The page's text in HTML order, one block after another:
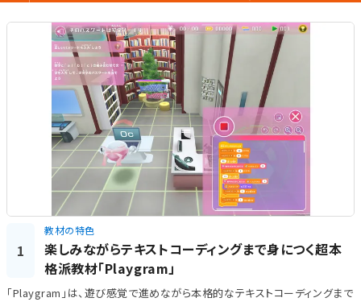
1
教材の特色
楽しみながらテキストコーディングまで身につく超本
格派教材「Playgram」
「Playgram」は、遊び感覚で進めながら本格的なテキストコーディングまで